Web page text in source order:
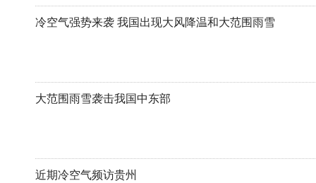
冷空气强势来袭 我国出现大风降温和大范围雨雪
大范围雨雪袭击我国中东部
近期冷空气频访贵州